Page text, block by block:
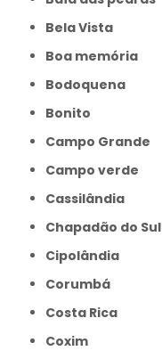
Bela Vista
Boa memória
Bodoquena
Bonito
Campo Grande
Campo verde
Cassilândia
Chapadão do Sul
Cipolândia
Corumbá
Costa Rica
Coxim